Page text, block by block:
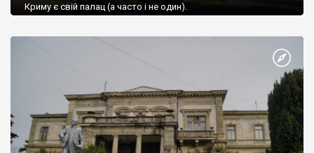
Криму є свій палац (а часто і не один).